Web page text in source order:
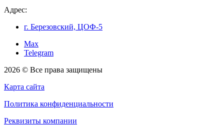
Адрес:
г. Березовский, ЦОФ-5
Max
Telegram
2026 © Все права защищены
Карта сайта
Политика конфиденциальности
Реквизиты компании